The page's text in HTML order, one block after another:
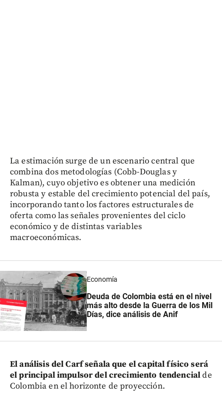
La estimación surge de un escenario central que
combina dos metodologías (Cobb-Douglas y
Kalman), cuyo objetivo es obtener una medición
robusta y estable del crecimiento potencial del país,
incorporando tanto los factores estructurales de
oferta como las señales provenientes del ciclo
económico y de distintas variables
macroeconómicas.
Economía
Deuda de Colombia está en el nivel
más alto desde la Guerra de los Mil
Días, dice análisis de Anif
El análisis del Carf señala que el capital físico será
el principal impulsor del crecimiento tendencialde
Colombia en el horizonte de proyección.